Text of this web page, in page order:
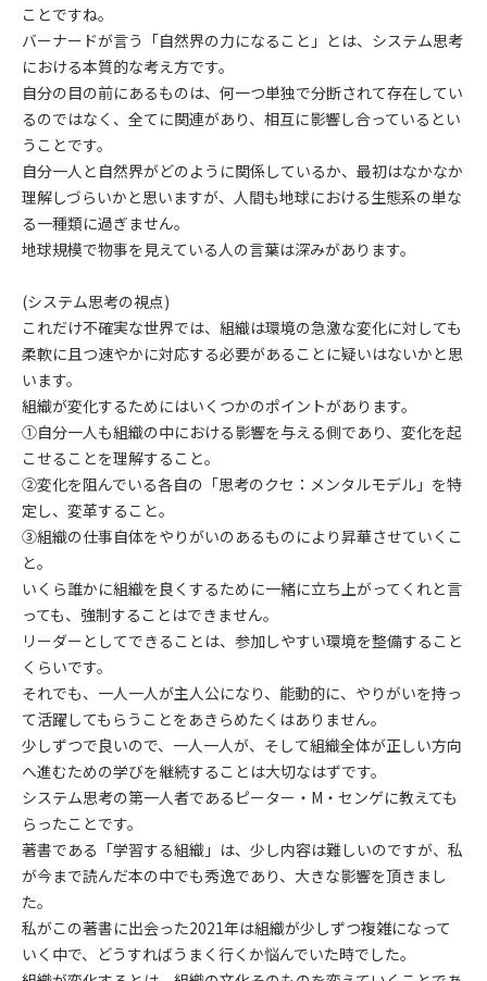
ことですね。
バーナードが言う「自然界の力になること」とは、システム思考
における本質的な考え方です。
自分の目の前にあるものは、何一つ単独で分断されて存在してい
るのではなく、全てに関連があり、相互に影響し合っているとい
うことです。
自分一人と自然界がどのように関係しているか、最初はなかなか
理解しづらいかと思いますが、人間も地球における生態系の単な
る一種類に過ぎません。
地球規模で物事を見えている人の言葉は深みがあります。
(システム思考の視点)
これだけ不確実な世界では、組織は環境の急激な変化に対しても
柔軟に且つ速やかに対応する必要があることに疑いはないかと思
います。
組織が変化するためにはいくつかのポイントがあります。
①自分一人も組織の中における影響を与える側であり、変化を起
こせることを理解すること。
②変化を阻んでいる各自の「思考のクセ：メンタルモデル」を特
定し、変革すること。
③組織の仕事自体をやりがいのあるものにより昇華させていくこ
と。
いくら誰かに組織を良くするために一緒に立ち上がってくれと言
っても、強制することはできません。
リーダーとしてできることは、参加しやすい環境を整備すること
くらいです。
それでも、一人一人が主人公になり、能動的に、やりがいを持っ
て活躍してもらうことをあきらめたくはありません。
少しずつで良いので、一人一人が、そして組織全体が正しい方向
へ進むための学びを継続することは大切なはずです。
システム思考の第一人者であるピーター・M・センゲに教えても
らったことです。
著書である「学習する組織」は、少し内容は難しいのですが、私
が今まで読んだ本の中でも秀逸であり、大きな影響を頂きまし
た。
私がこの著書に出会った2021年は組織が少しずつ複雑になって
いく中で、どうすればうまく行くか悩んでいた時でした。